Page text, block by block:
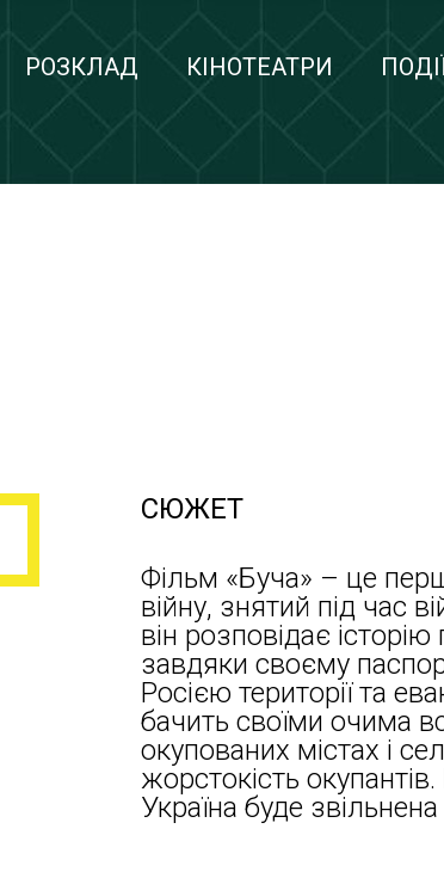
РОЗКЛАД КІНОТЕАТРИ
СЮЖЕТ
Фільм «Буча» – це
війну, знятий під час
він розповідає
завдяки своєму
Росією території та
бачить своїми очима
окупованих містах і
жорстокість
Україна буде